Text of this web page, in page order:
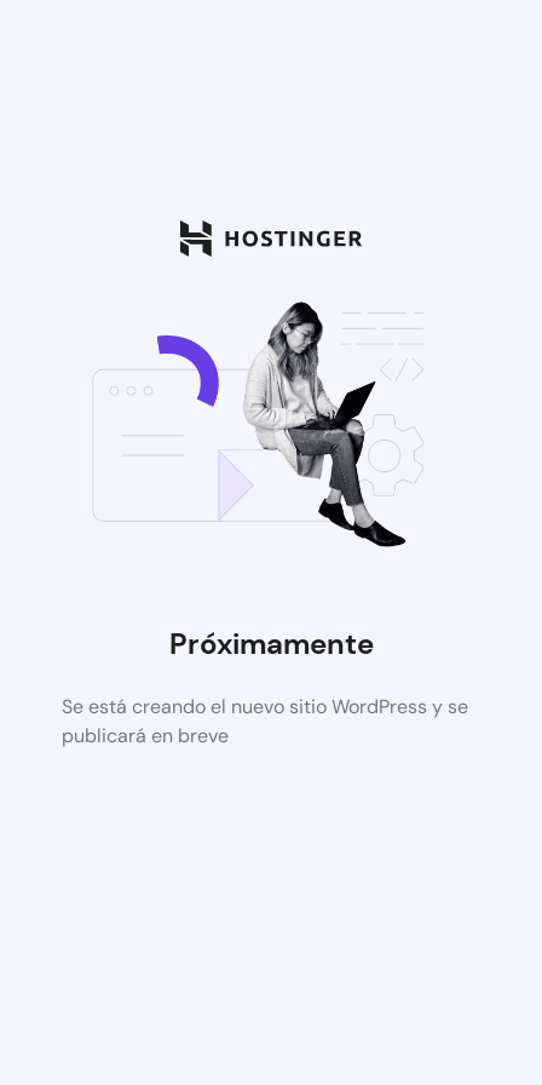
Próximamente
Se está creando el nuevo sitio WordPress y se
publicará en breve